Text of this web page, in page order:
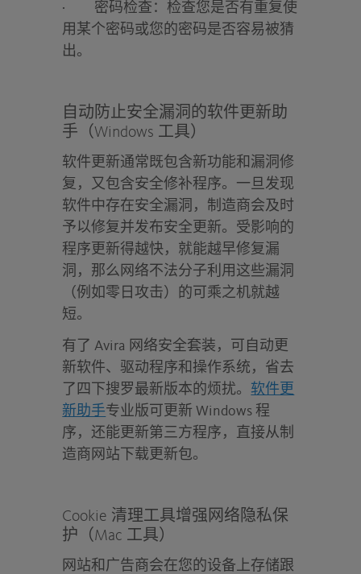
· 密码检查： 检查您是否有重复使
用某个密码或您的密码是否容易被猜
出。
自动防止安全漏洞的软件更新助
手（Windows 工具）
软件更新通常既包含新功能和漏洞修
复，又包含安全修补程序。一旦发现
软件中存在安全漏洞，制造商会及时
予以修复并发布安全更新。受影响的
程序更新得越快，就能越早修复漏
洞，那么网络不法分子利用这些漏洞
（例如零日攻击）的可乘之机就越
短。
有了 Avira 网络安全套装，可自动更
新软件、驱动程序和操作系统，省去
了四下搜罗最新版本的烦扰。 软件更
新助手专业版可更新 Windows 程
序，还能更新第三方程序，直接从制
造商网站下载更新包。
Cookie 清理工具增强网络隐私保
护（Mac 工具）
网站和广告商会在您的设备上存储跟